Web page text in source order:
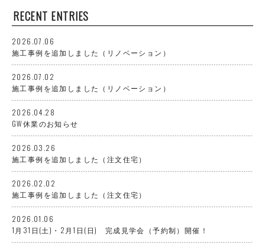
RECENT ENTRIES
2026.07.06
施工事例を追加しました（リノベーション）
2026.07.02
施工事例を追加しました（リノベーション）
2026.04.28
GW休業のお知らせ
2026.03.26
施工事例を追加しました（注文住宅）
2026.02.02
施工事例を追加しました（注文住宅）
2026.01.06
1月31日(土)・2月1日(日) 完成見学会（予約制）開催！